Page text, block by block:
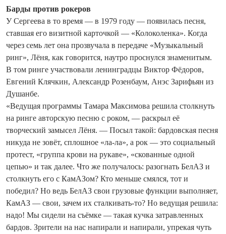
Барды против рокеров
У Сергеева в то время — в 1979 го­ду — появилась песня,
ставшая его визитной карточкой — «Колоколенка». Когда
через семь лет она прозвучала в передаче «Музыкальный
ринг», Лёня, как говорится, наутро проснулся знаменитым.
В том ринге участвовали ленинградцы Виктор Фёдоров,
Евгений Клячкин, Александр Розенбаум, Анэс Зарифь­ян из
Душанбе.
«Ведущая программы Тамара Максимова решила столкнуть
на ринге авторскую песню с роком, — раскрыл её
творческий замысел Лёня. — Посыл такой: бардовская песня
никуда не зовёт, сплошное «ла-ла», а рок — это социальный
протест, «группа крови на рукаве», «скованные одной
цепью» и так далее. Что же получалось: разогнать БелАЗ и
столкнуть его с КамАЗом? Кто меньше смялся, тот и
победил? Но ведь БелАЗ свои грузовые функции выполняет,
КамАЗ — свои, зачем их сталкивать-то? Но ведущая решила:
надо! Мы сидели на съёмке — такая кучка затравленных
бардов. Зрители на нас напирали и напирали, упрекая чуть